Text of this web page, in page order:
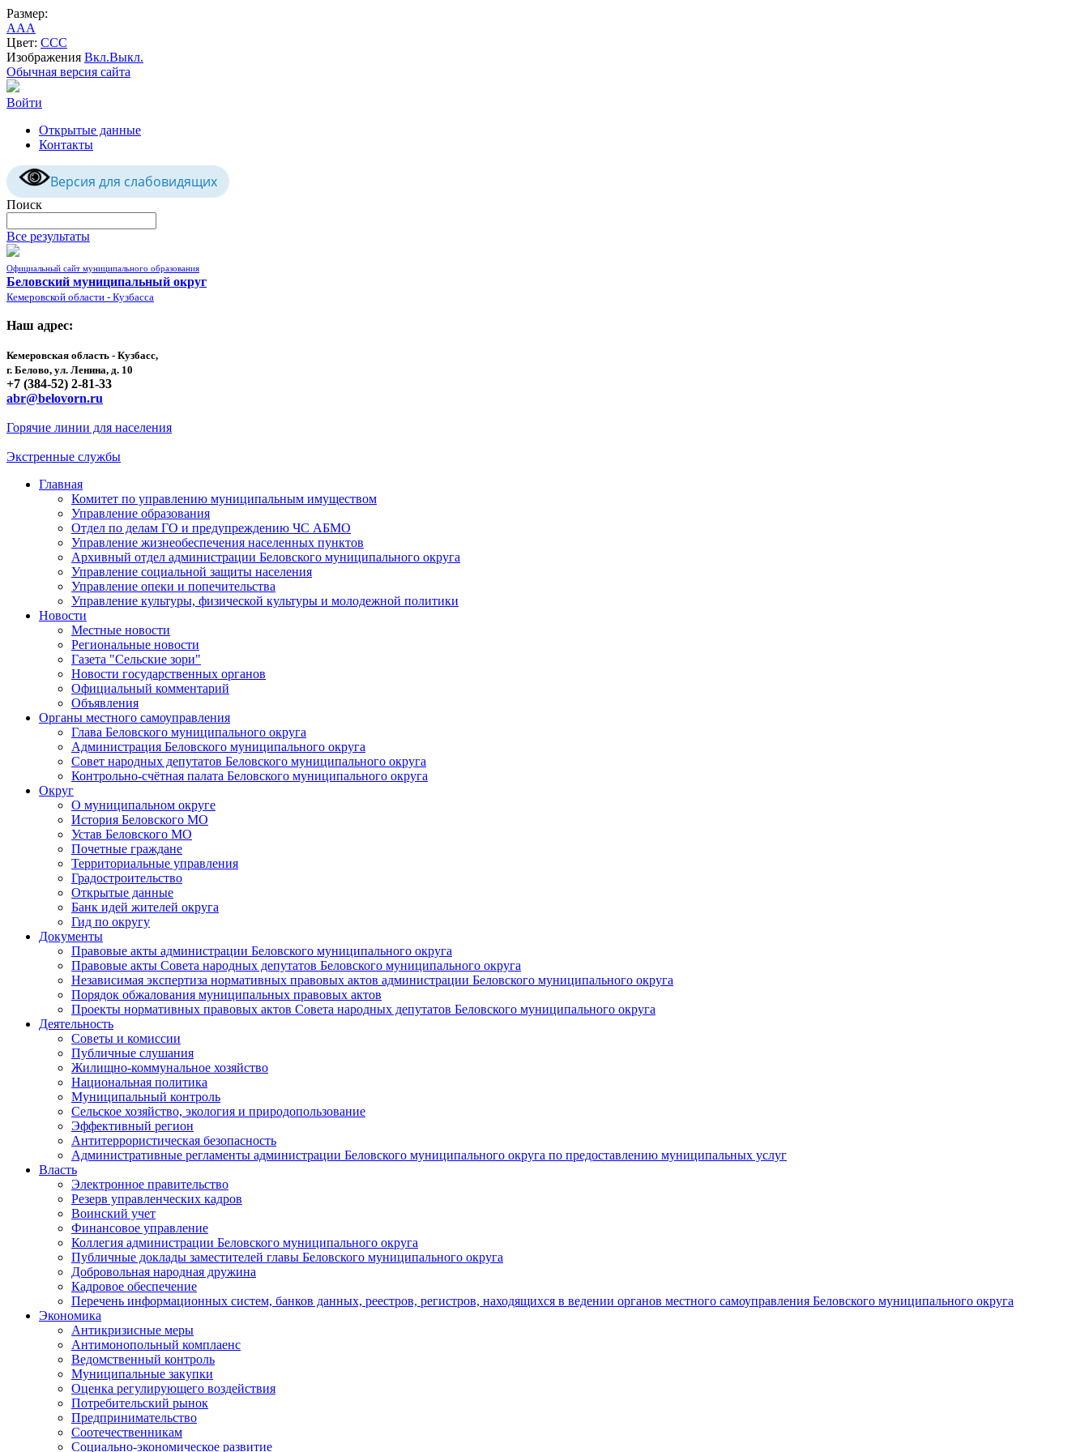
Размер:
AAA
Цвет: CCC
Изображения Вкл.Выкл.
Обычная версия сайта
Войти
Открытые данные
Контакты
Версия для слабовидящих
Поиск
Все результаты
Официальный сайт муниципального образования
Беловский муниципальный округ
Кемеровской области - Кузбасса
Наш адрес:
Кемеровская область - Кузбасс,
г. Белово, ул. Ленина, д. 10
+7 (384-52) 2-81-33
abr@belovorn.ru
Горячие линии для населения
Экстренные службы
Главная
Комитет по управлению муниципальным имуществом
Управление образования
Отдел по делам ГО и предупреждению ЧС АБМО
Управление жизнеобеспечения населенных пунктов
Архивный отдел администрации Беловского муниципального округа
Управление социальной защиты населения
Управление опеки и попечительства
Управление культуры, физической культуры и молодежной политики
Новости
Местные новости
Региональные новости
Газета "Сельские зори"
Новости государственных органов
Официальный комментарий
Объявления
Органы местного самоуправления
Глава Беловского муниципального округа
Администрация Беловского муниципального округа
Совет народных депутатов Беловского муниципального округа
Контрольно-счётная палата Беловского муниципального округа
Округ
О муниципальном округе
История Беловского МО
Устав Беловского МО
Почетные граждане
Территориальные управления
Градостроительство
Открытые данные
Банк идей жителей округа
Гид по округу
Документы
Правовые акты администрации Беловского муниципального округа
Правовые акты Совета народных депутатов Беловского муниципального округа
Независимая экспертиза нормативных правовых актов администрации Беловского муниципального округа
Порядок обжалования муниципальных правовых актов
Проекты нормативных правовых актов Совета народных депутатов Беловского муниципального округа
Деятельность
Советы и комиссии
Публичные слушания
Жилищно-коммунальное хозяйство
Национальная политика
Муниципальный контроль
Сельское хозяйство, экология и природопользование
Эффективный регион
Антитеррористическая безопасность
Административные регламенты администрации Беловского муниципального округа по предоставлению муниципальных услуг
Власть
Электронное правительство
Резерв управленческих кадров
Воинский учет
Финансовое управление
Коллегия администрации Беловского муниципального округа
Публичные доклады заместителей главы Беловского муниципального округа
Добровольная народная дружина
Кадровое обеспечение
Перечень информационных систем, банков данных, реестров, регистров, находящихся в ведении органов местного самоуправления Беловского муниципального округа
Экономика
Антикризисные меры
Антимонопольный комплаенс
Ведомственный контроль
Муниципальные закупки
Оценка регулирующего воздействия
Потребительский рынок
Предпринимательство
Соотечественникам
Социально-экономическое развитие